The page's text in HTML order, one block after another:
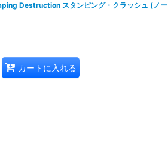
Destruction スタンピング・クラッシュ (ノー
カートに入れる